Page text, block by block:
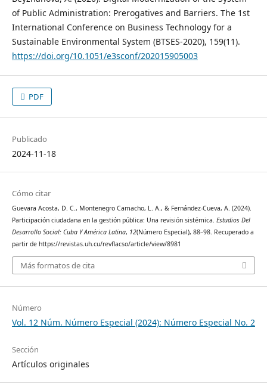
of Public Administration: Prerogatives and Barriers. The 1st
International Conference on Business Technology for a
Sustainable Environmental System (BTSES-2020), 159(11).
https://doi.org/10.1051/e3sconf/202015905003
PDF
Publicado
2024-11-18
Cómo citar
Guevara Acosta, D. C., Montenegro Camacho, L. A., & Fernández-Cueva, A. (2024).
Participación ciudadana en la gestión pública: Una revisión sistémica. Estudios Del
Desarrollo Social: Cuba Y América Latina, 12(Número Especial), 88–98. Recuperado a
partir de https://revistas.uh.cu/revflacso/article/view/8981
Más formatos de cita
Número
Vol. 12 Núm. Número Especial (2024): Número Especial No. 2
Sección
Artículos originales